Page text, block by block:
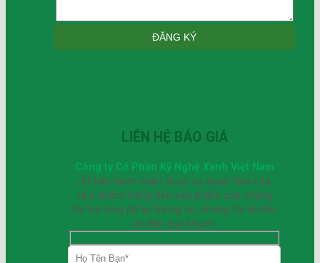
LIÊN HỆ BÁO GIÁ
Công ty Cổ Phần Kỹ Nghệ Xanh Việt Nam
rất hân hạnh nhận được sự quan tâm của
Quý khách hàng đến sản phẩm của chúng
tôi.Vui lòng để lại thông tin, chúng tôi sẽ liên
hệ đến quý khách.